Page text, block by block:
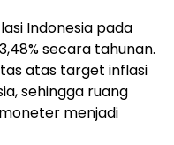
Indonesia pada
secara tahunan.
atas target inflasi
sehingga ruang
menjadi